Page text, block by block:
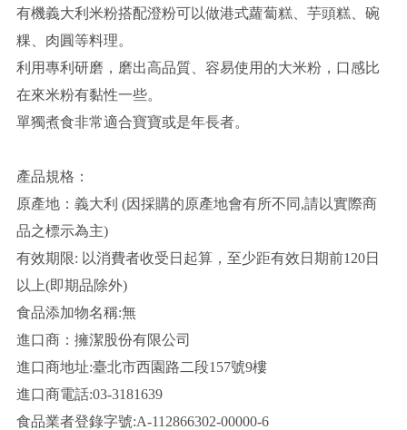
有機義大利米粉搭配澄粉可以做港式蘿蔔糕、芋頭糕、碗
粿、肉圓等料理。
利用專利研磨，磨出高品質、容易使用的大米粉，口感比
在來米粉有黏性一些。
單獨煮食非常適合寶寶或是年長者。
產品規格：
原產地：義大利 (因採購的原產地會有所不同,請以實際商
品之標示為主)
有效期限: 以消費者收受日起算，至少距有效日期前120日
以上(即期品除外)
食品添加物名稱:無
進口商：擁潔股份有限公司
進口商地址:臺北市西園路二段157號9樓
進口商電話:03-3181639
食品業者登錄字號:A-112866302-00000-6